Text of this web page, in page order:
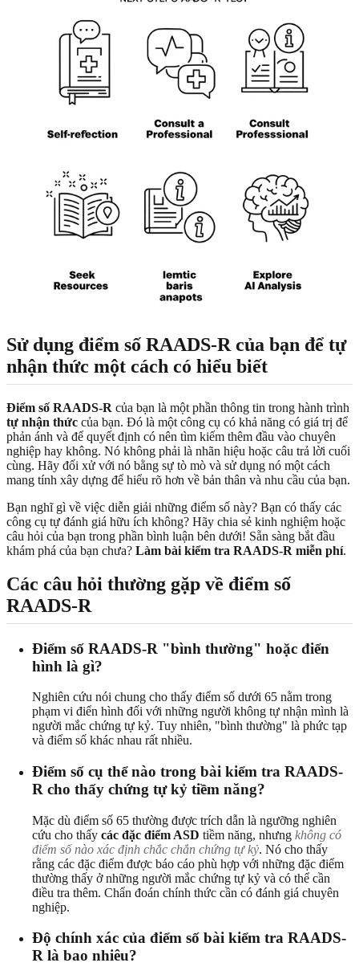
Sử dụng điểm số RAADS-R của bạn để tự
nhận thức một cách có hiểu biết
Điểm số RAADS-R của bạn là một phần thông tin trong hành trình
tự nhận thức của bạn. Đó là một công cụ có khả năng có giá trị để
phản ánh và để quyết định có nên tìm kiếm thêm đầu vào chuyên
nghiệp hay không. Nó không phải là nhãn hiệu hoặc câu trả lời cuối
cùng. Hãy đối xử với nó bằng sự tò mò và sử dụng nó một cách
mang tính xây dựng để hiểu rõ hơn về bản thân và nhu cầu của bạn.
Bạn nghĩ gì về việc diễn giải những điểm số này? Bạn có thấy các
công cụ tự đánh giá hữu ích không? Hãy chia sẻ kinh nghiệm hoặc
câu hỏi của bạn trong phần bình luận bên dưới! Sẵn sàng bắt đầu
khám phá của bạn chưa? Làm bài kiểm tra RAADS-R miễn phí.
Các câu hỏi thường gặp về điểm số
RAADS-R
Điểm số RAADS-R "bình thường" hoặc điển
hình là gì?
Nghiên cứu nói chung cho thấy điểm số dưới 65 nằm trong
phạm vi điển hình đối với những người không tự nhận mình là
người mắc chứng tự kỷ. Tuy nhiên, "bình thường" là phức tạp
và điểm số khác nhau rất nhiều.
Điểm số cụ thể nào trong bài kiểm tra RAADS-
R cho thấy chứng tự kỷ tiềm năng?
Mặc dù điểm số 65 thường được trích dẫn là ngưỡng nghiên
cứu cho thấy các đặc điểm ASD tiềm năng, nhưng không có
điểm số nào xác định chắc chắn chứng tự kỷ. Nó cho thấy
rằng các đặc điểm được báo cáo phù hợp với những đặc điểm
thường thấy ở những người mắc chứng tự kỷ và có thể cần
điều tra thêm. Chẩn đoán chính thức cần có đánh giá chuyên
nghiệp.
Độ chính xác của điểm số bài kiểm tra RAADS-
R là bao nhiêu?